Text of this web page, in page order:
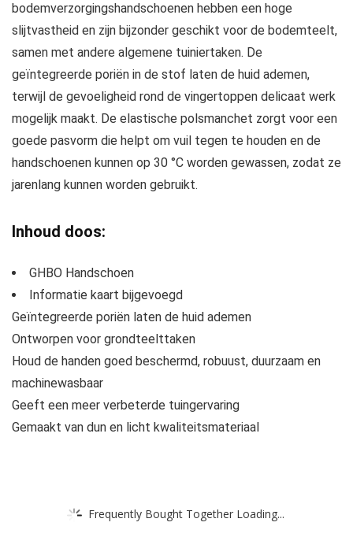
bodemverzorgingshandschoenen hebben een hoge
slijtvastheid en zijn bijzonder geschikt voor de bodemteelt,
samen met andere algemene tuiniertaken. De
geïntegreerde poriën in de stof laten de huid ademen,
terwijl de gevoeligheid rond de vingertoppen delicaat werk
mogelijk maakt. De elastische polsmanchet zorgt voor een
goede pasvorm die helpt om vuil tegen te houden en de
handschoenen kunnen op 30 °C worden gewassen, zodat ze
jarenlang kunnen worden gebruikt.
Inhoud doos:
GHBO Handschoen
Informatie kaart bijgevoegd
Geïntegreerde poriën laten de huid ademen
Ontworpen voor grondteelttaken
Houd de handen goed beschermd, robuust, duurzaam en
machinewasbaar
Geeft een meer verbeterde tuingervaring
Gemaakt van dun en licht kwaliteitsmateriaal
Frequently Bought Together Loading...